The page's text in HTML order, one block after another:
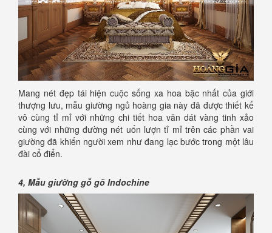
Mang nét đẹp tái hiện cuộc sống xa hoa bậc nhất của giới
thượng lưu, mẫu giường ngủ hoàng gia này đã được thiết kế
vô cùng tỉ mỉ với những chi tiết hoa văn dát vàng tinh xảo
cùng với những đường nét uốn lượn tỉ mỉ trên các phần vai
giường đã khiến người xem như đang lạc bước trong một lâu
đài cổ điển.
4, Mẫu giường gỗ gõ Indochine